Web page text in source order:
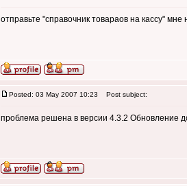
отправьте "справочник товараов на кассу"
Posted: 03 May 2007 10:23 Post subject:
проблема решена в версии 4.3.2 Обновление